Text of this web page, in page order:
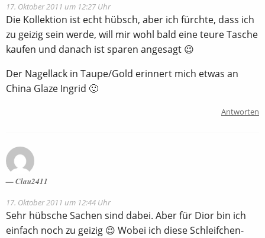
17. Oktober 2011 um 12:27 Uhr
Die Kollektion ist echt hübsch, aber ich fürchte, dass ich
zu geizig sein werde, will mir wohl bald eine teure Tasche
kaufen und danach ist sparen angesagt 😉
Der Nagellack in Taupe/Gold erinnert mich etwas an
China Glaze Ingrid 🙂
Antworten
Clau2411
17. Oktober 2011 um 12:44 Uhr
Sehr hübsche Sachen sind dabei. Aber für Dior bin ich
einfach noch zu geizig 😉 Wobei ich diese Schleifchen-